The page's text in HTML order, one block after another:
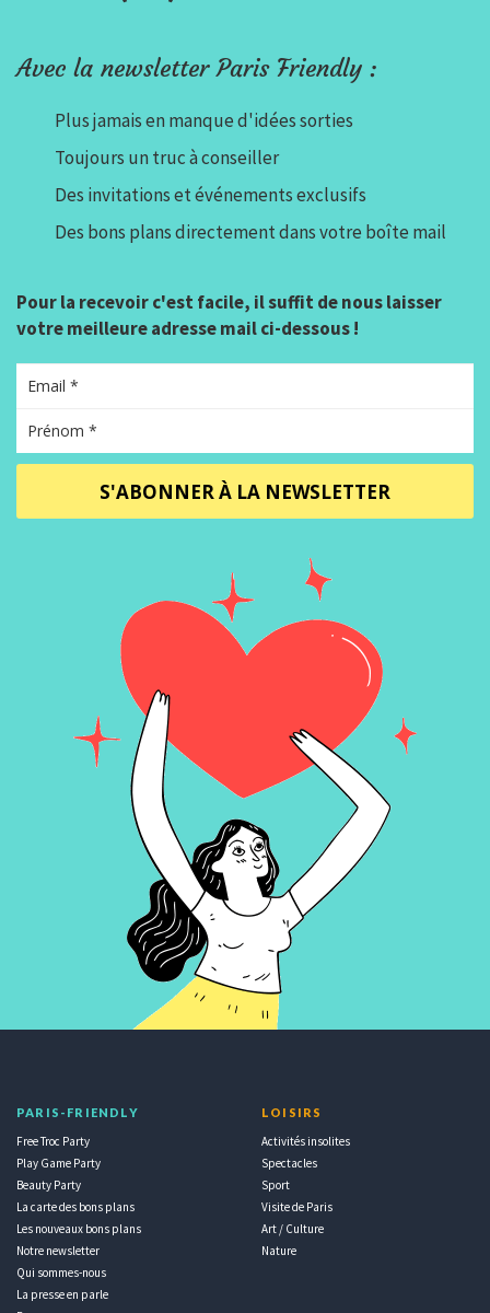
Avec la newsletter Paris Friendly :
Plus jamais en manque d'idées sorties
Toujours un truc à conseiller
Des invitations et événements exclusifs
Des bons plans directement dans votre boîte mail
Pour la recevoir c'est facile, il suffit de nous laisser
votre meilleure adresse mail ci-dessous !
S'ABONNER À LA NEWSLETTER
PARIS-FRIENDLY
Free Troc Party
Play Game Party
Beauty Party
La carte des bons plans
Les nouveaux bons plans
Notre newsletter
Qui sommes-nous
La presse en parle
LOISIRS
Activités insolites
Spectacles
Sport
Visite de Paris
Art / Culture
Nature